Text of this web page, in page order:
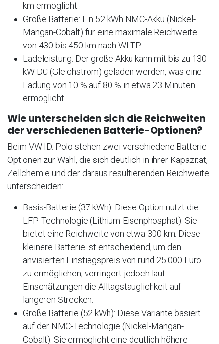
km ermöglicht.
Große Batterie: Ein 52 kWh NMC-Akku (Nickel-
Mangan-Cobalt) für eine maximale Reichweite
von 430 bis 450 km nach WLTP.
Ladeleistung: Der große Akku kann mit bis zu 130
kW DC (Gleichstrom) geladen werden, was eine
Ladung von 10 % auf 80 % in etwa 23 Minuten
ermöglicht.
Wie unterscheiden sich die Reichweiten
der verschiedenen Batterie-Optionen?
Beim VW ID. Polo stehen zwei verschiedene Batterie-
Optionen zur Wahl, die sich deutlich in ihrer Kapazität,
Zellchemie und der daraus resultierenden Reichweite
unterscheiden:
Basis-Batterie (37 kWh): Diese Option nutzt die
LFP-Technologie (Lithium-Eisenphosphat). Sie
bietet eine Reichweite von etwa 300 km. Diese
kleinere Batterie ist entscheidend, um den
anvisierten Einstiegspreis von rund 25.000 Euro
zu ermöglichen, verringert jedoch laut
Einschätzungen die Alltagstauglichkeit auf
längeren Strecken.
Große Batterie (52 kWh): Diese Variante basiert
auf der NMC-Technologie (Nickel-Mangan-
Cobalt). Sie ermöglicht eine deutlich höhere